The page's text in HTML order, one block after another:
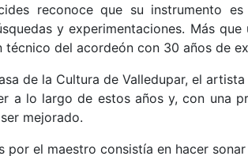
reconoce que su instrumento
y experimentaciones. Más que
del acordeón con 30 años de
de la Cultura de Valledupar, el
a lo largo de estos años y, con una
mejorado.
por el maestro consistía en hacer